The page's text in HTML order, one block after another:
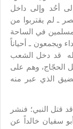
أحُد وإلى داخل
ـ لم يقتربوا من
في الساحة
ويجمعون ـ أحياناً
قد دخل الشعب
الحجّاج، وهم على
الذي عبر منه
قتل النبي؛ فنشر
سفيان خالداً عن